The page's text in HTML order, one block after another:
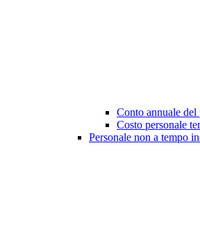
Conto annuale del
Costo personale
Personale non a tempo